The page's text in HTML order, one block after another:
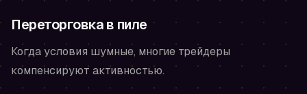
Переторговка в пиле
Когда условия шумные, многие трейдеры
компенсируют активностью.